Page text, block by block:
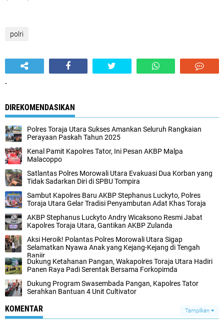
polri
-
DIREKOMENDASIKAN
Polres Toraja Utara Sukses Amankan Seluruh Rangkaian
Perayaan Paskah Tahun 2025
Kenal Pamit Kapolres Tator, Ini Pesan AKBP Malpa
Malacoppo
Satlantas Polres Morowali Utara Evakuasi Dua Korban yang
Tidak Sadarkan Diri di SPBU Tompira
Sambut Kapolres Baru AKBP Stephanus Luckyto, Polres
Toraja Utara Gelar Tradisi Penyambutan Adat Khas Toraja
AKBP Stephanus Luckyto Andry Wicaksono Resmi Jabat
Kapolres Toraja Utara, Gantikan AKBP Zulanda
Aksi Heroik! Polantas Polres Morowali Utara Sigap
Selamatkan Nyawa Anak yang Kejang-Kejang di Tengah
Banjir
Dukung Ketahanan Pangan, Wakapolres Toraja Utara Hadiri
Panen Raya Padi Serentak Bersama Forkopimda
Dukung Program Swasembada Pangan, Kapolres Tator
Serahkan Bantuan 4 Unit Cultivator
KOMENTAR Tampilkan